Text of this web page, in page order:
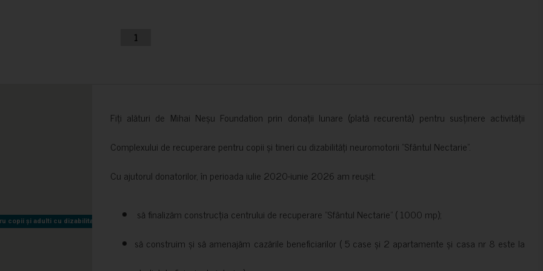
1
copii și adulti cu dizabilitati neuromotorii Sfântul Nectarie
copii și adulti cu dizabilitati neuromotorii Sfântul Nectarie
Fiți alături de Mihai Neșu Foundation prin donații lunare (plată recurentă) pentru susținere activității
Complexului de recuperare pentru copii și tineri cu dizabilități neuromotorii ”Sfântul Nectarie”.
Cu ajutorul donatorilor, în perioada iulie 2020-iunie 2026 am reușit:
să finalizăm construcția centrului de recuperare ”Sfântul Nectarie” ( 1000 mp);
să construim și să amenajăm cazările beneficiarilor ( 5 case și 2 apartamente și casa nr 8 este la